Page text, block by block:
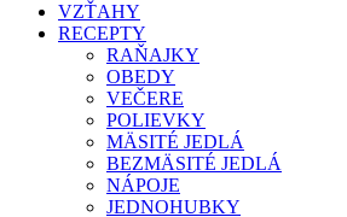
VZŤAHY
RECEPTY
RAŇAJKY
OBEDY
VEČERE
POLIEVKY
MÄSITÉ JEDLÁ
BEZMÄSITÉ JEDLÁ
NÁPOJE
JEDNOHUBKY